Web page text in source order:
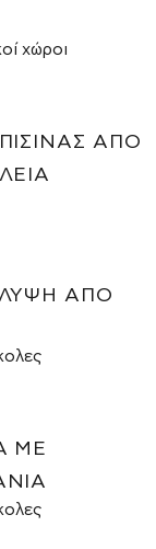
χώροι
ΑΠΌ
ΑΠΌ
ΜΕ